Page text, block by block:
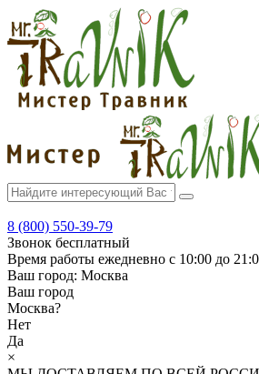
8 (800) 550-39-79
Звонок бесплатный
Время работы ежедневно с 10:00 до
Ваш город: Москва
Ваш город
Москва?
Нет
Да
×